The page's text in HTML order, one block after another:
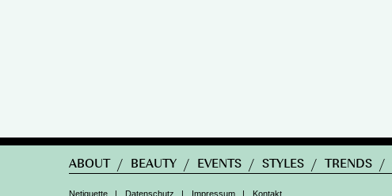
ABOUT / BEAUTY / EVENTS / STYLES / TRENDS /
Netiquette | Datenschutz | Impressum | Kontakt